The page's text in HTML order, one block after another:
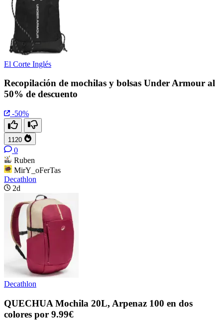
El Corte Inglés
Recopilación de mochilas y bolsas Under Armour al
50% de descuento
-50%
1120
0
Ruben
MirY_oFerTas
Decathlon
2d
Decathlon
QUECHUA Mochila 20L, Arpenaz 100 en dos
colores por 9.99€